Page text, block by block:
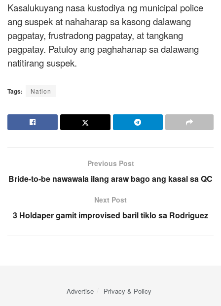
Kasalukuyang nasa kustodiya ng municipal police
ang suspek at nahaharap sa kasong dalawang
pagpatay, frustradong pagpatay, at tangkang
pagpatay. Patuloy ang paghahanap sa dalawang
natitirang suspek.
Tags: Nation
Previous Post
Bride-to-be nawawala ilang araw bago ang kasal sa QC
Next Post
3 Holdaper gamit improvised baril tiklo sa Rodriguez
Advertise Privacy & Policy